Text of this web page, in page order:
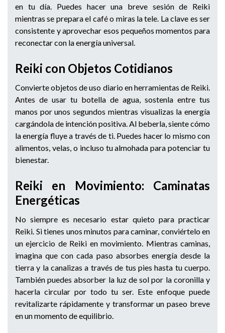
en tu día. Puedes hacer una breve sesión de Reiki
mientras se prepara el café o miras la tele. La clave es ser
consistente y aprovechar esos pequeños momentos para
reconectar con la energía universal.
Reiki con Objetos Cotidianos
Convierte objetos de uso diario en herramientas de Reiki.
Antes de usar tu botella de agua, sostenla entre tus
manos por unos segundos mientras visualizas la energía
cargándola de intención positiva. Al beberla, siente cómo
la energía fluye a través de ti. Puedes hacer lo mismo con
alimentos, velas, o incluso tu almohada para potenciar tu
bienestar.
Reiki en Movimiento: Caminatas
Energéticas
No siempre es necesario estar quieto para practicar
Reiki. Si tienes unos minutos para caminar, conviértelo en
un ejercicio de Reiki en movimiento. Mientras caminas,
imagina que con cada paso absorbes energía desde la
tierra y la canalizas a través de tus pies hasta tu cuerpo.
También puedes absorber la luz de sol por la coronilla y
hacerla circular por todo tu ser. Este enfoque puede
revitalizarte rápidamente y transformar un paseo breve
en un momento de equilibrio.